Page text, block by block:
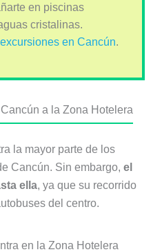
en piscinas
cristalinas.
en Cancún.
a la Zona Hotelera
la mayor parte de los
Cancún. Sin embargo, el
ella, ya que su recorrido
del centro.
en la Zona Hotelera